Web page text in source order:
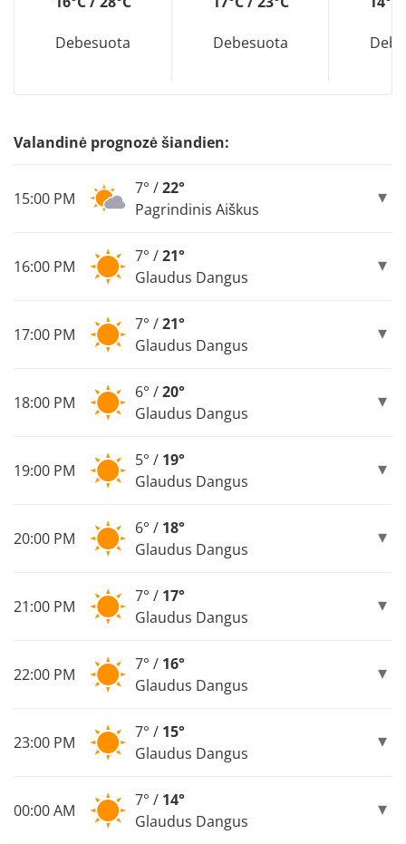
Debesuota Debesuota
Valandinė prognozė šiandien:
15:00 PM
7° /22°
Pagrindinis Aiškus
16:00 PM
7° /21°
Glaudus Dangus
17:00 PM
7° /21°
Glaudus Dangus
18:00 PM
6° /20°
Glaudus Dangus
19:00 PM
5° / 19°
Glaudus Dangus
20:00 PM
6° / 18°
Glaudus Dangus
21:00 PM
7° / 17°
Glaudus Dangus
22:00 PM
7° / 16°
Glaudus Dangus
23:00 PM
7° / 15°
Glaudus Dangus
00:00 AM
7° / 14°
Glaudus Dangus